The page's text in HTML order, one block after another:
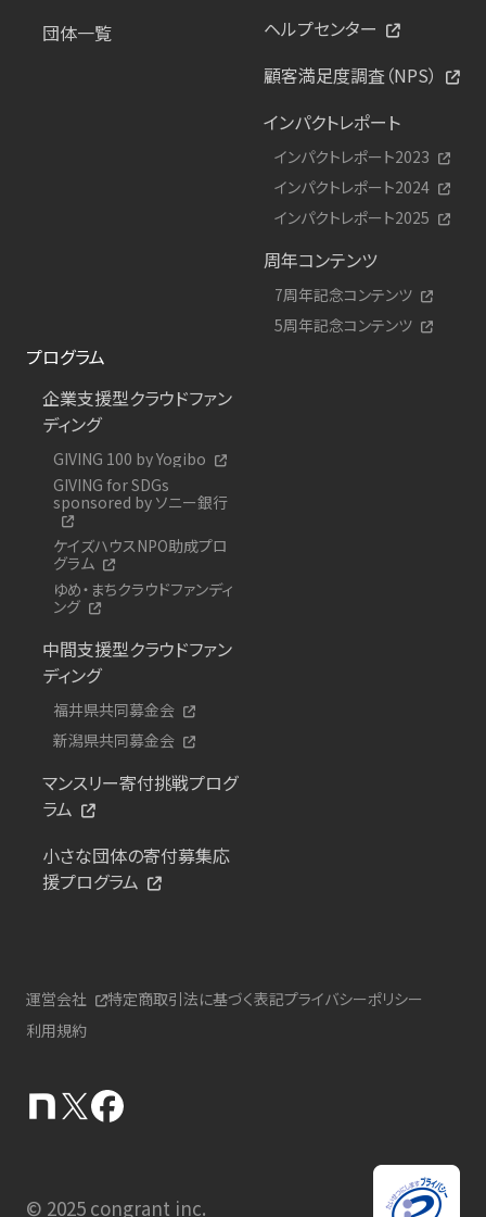
団体一覧
ヘルプセンター
顧客満足度調査（NPS）
インパクトレポート
インパクトレポート2023
インパクトレポート2024
インパクトレポート2025
周年コンテンツ
7周年記念コンテンツ
5周年記念コンテンツ
プログラム
企業支援型クラウドファン
ディング
GIVING 100 by Yogibo
GIVING for SDGs
sponsored by ソニー銀行
ケイズハウスNPO助成プロ
グラム
ゆめ・まちクラウドファンディ
ング
中間支援型クラウドファン
ディング
福井県共同募金会
新潟県共同募金会
マンスリー寄付挑戦プログ
ラム
小さな団体の寄付募集応
援プログラム
運営会社 特定商取引法に基づく表記プライバシーポリシー
利用規約
© 2025 congrant inc.